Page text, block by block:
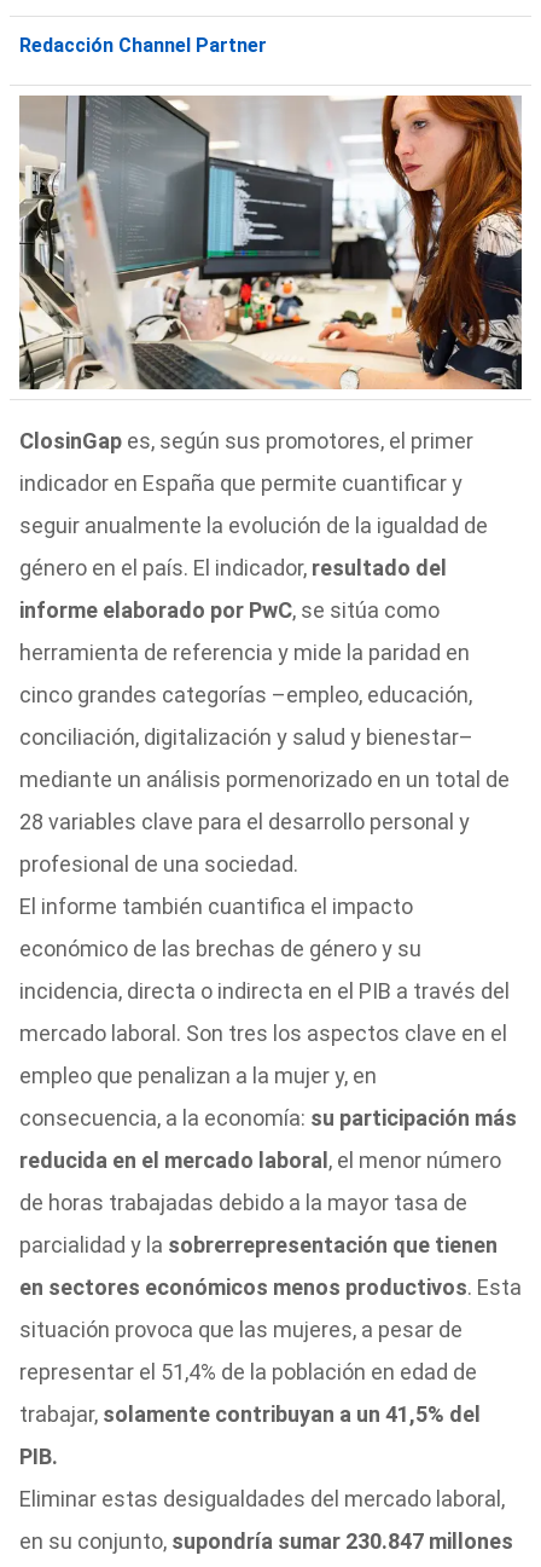
Redacción Channel Partner
ClosinGapes, según sus promotores, el primer
indicador en España que permite cuantificar y
seguir anualmente la evolución de la igualdad de
género en el país. El indicador, resultado del
informe elaborado por PwC, se sitúa como
herramienta de referencia y mide la paridad en
cinco grandes categorías –empleo, educación,
conciliación, digitalización y salud y bienestar–
mediante un análisis pormenorizado en un total de
28 variables clave para el desarrollo personal y
profesional de una sociedad.
El informe también cuantifica el impacto
económico de las brechas de género y su
incidencia, directa o indirecta en el PIB a través del
mercado laboral. Son tres los aspectos clave en el
empleo que penalizan a la mujer y, en
consecuencia, a la economía: su participación más
reducida en el mercado laboral , el menor número
de horas trabajadas debido a la mayor tasa de
parcialidad y la sobrerrepresentación que tienen
en sectores económicos menos productivos. Esta
situación provoca que las mujeres, a pesar de
representar el 51,4% de la población en edad de
trabajar, solamente contribuyan a un 41,5% del
PIB.
Eliminar estas desigualdades del mercado laboral,
en su conjunto,supondría sumar 230.847 millones